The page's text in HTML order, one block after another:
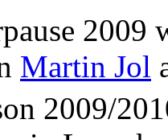
2009
Martin Jol
2009/